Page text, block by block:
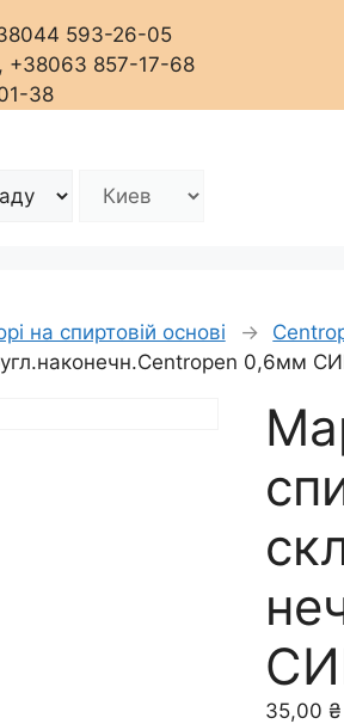
593-26-05
+38063 857-17-68
38
на спиртовій основі →
0,6мм
35,00 ₴